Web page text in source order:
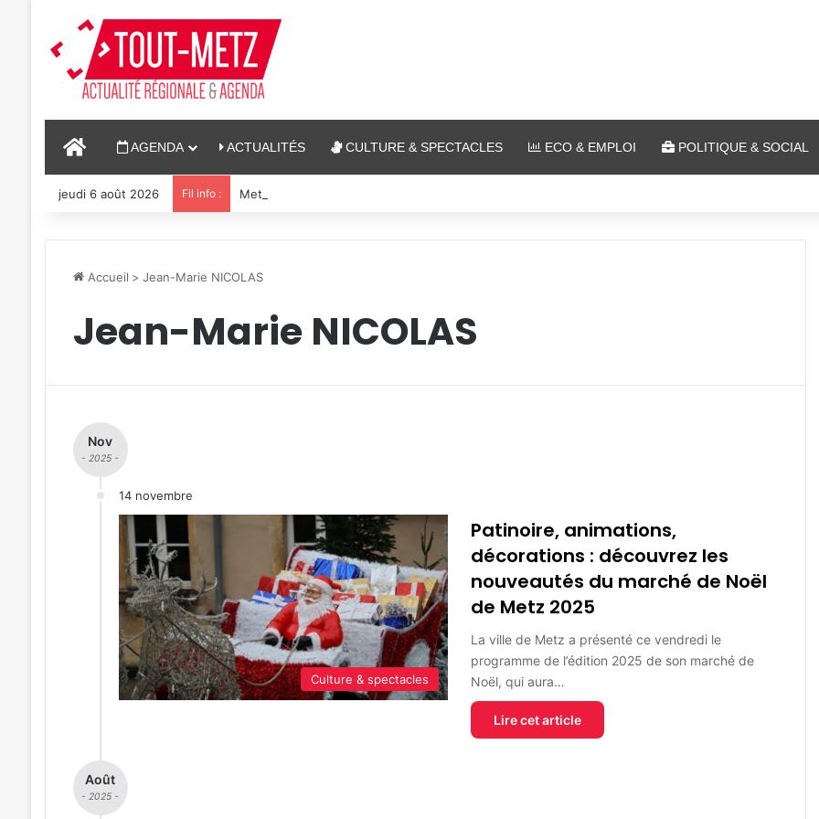
ACCUEILAGENDA ACTUALITÉS CULTURE & SPECTACLES ECO & EMPLOI POLITIQUE & SOCIAL
jeudi 6 août 2026 Fil info : Metz : J-1 avant le cinéma plein air au Plan d’Eau
Accueil > Jean-Marie NICOLAS
Jean-Marie NICOLAS
Nov
- 2025 -
14 novembre
Culture & spectacles
Patinoire, animations,
décorations : découvrez les
nouveautés du marché de Noël
de Metz 2025
La ville de Metz a présenté ce vendredi le
programme de l’édition 2025 de son marché de
Noël, qui aura…
Lire cet article
Août
- 2025 -